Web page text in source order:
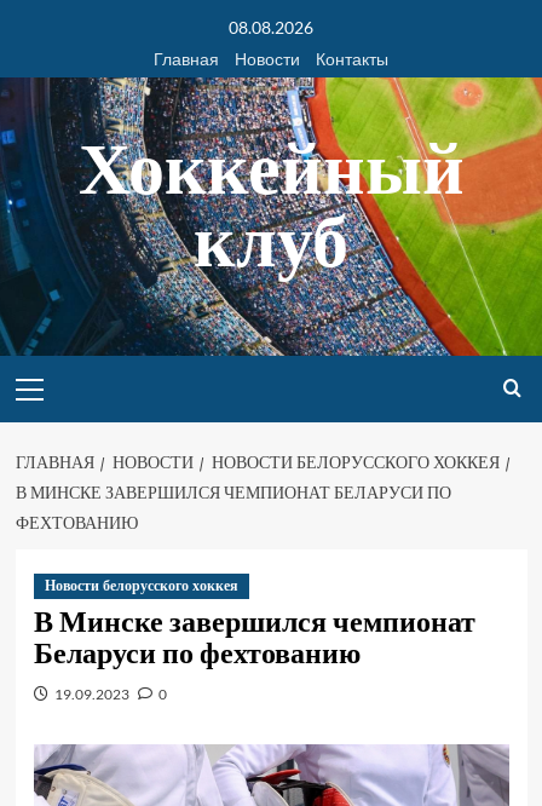
08.08.2026
Главная
Новости Контакты
Хоккейный
клуб
ГЛАВНАЯ НОВОСТИ
НОВОСТИ БЕЛОРУССКОГО ХОККЕЯ
В МИНСКЕ ЗАВЕРШИЛСЯ ЧЕМПИОНАТ БЕЛАРУСИ ПО
ФЕХТОВАНИЮ
Новости белорусского хоккея
В Минске завершился чемпионат
Беларуси по фехтованию
19.09.2023 0